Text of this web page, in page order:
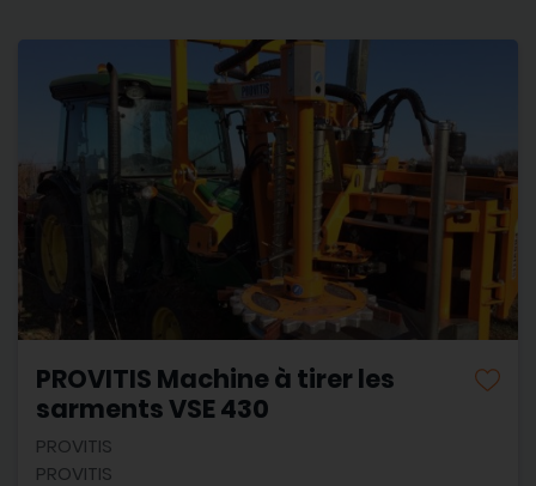
PROVITIS Machine à tirer les
sarments VSE 430
PROVITIS
PROVITIS